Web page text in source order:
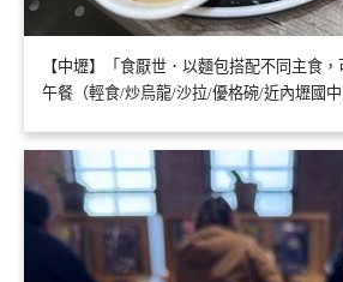
【中壢】「食厭世．以麵包搭配不同主食
午餐（輕食/炒烏龍/沙拉/優格碗/近內壢國中